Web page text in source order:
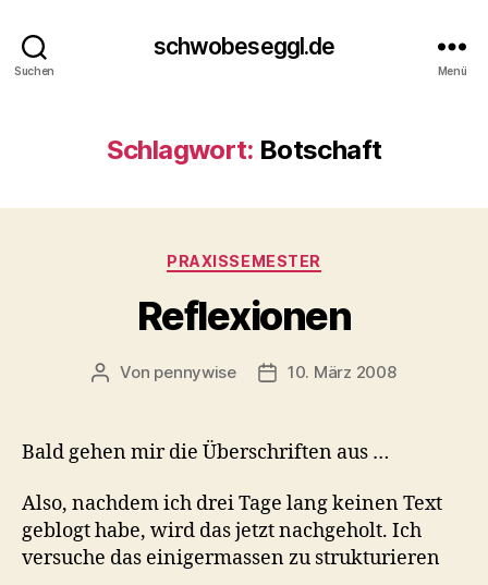
Suchen
schwobeseggl.de
Menü
Schlagwort: Botschaft
Kategorien
PRAXISSEMESTER
Reflexionen
Beitragsautor
Von pennywise Veröffentlichungsdatum
10. März 2008
Bald gehen mir die Überschriften aus …
Also, nachdem ich drei Tage lang keinen Text
geblogt habe, wird das jetzt nachgeholt. Ich
versuche das einigermassen zu strukturieren